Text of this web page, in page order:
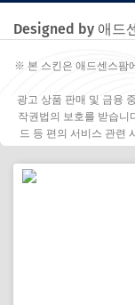
Designed by 애드
※ 본 스킨은 애드센스팜
광고 상품 판매 및 금융
작권법의 보호를 받습니
드 등 편의 서비스 관련